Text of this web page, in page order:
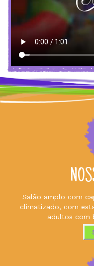
Salão amplo com
climatizado, com
adultos com